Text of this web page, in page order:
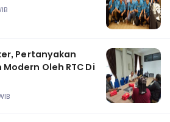
Pertanyakan
Oleh RTC Di